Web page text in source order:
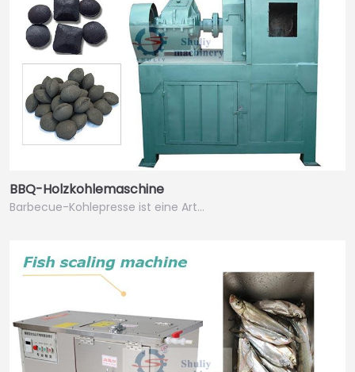
BBQ-Holzkohlemaschine
Barbecue-Kohlepresse ist eine Art…